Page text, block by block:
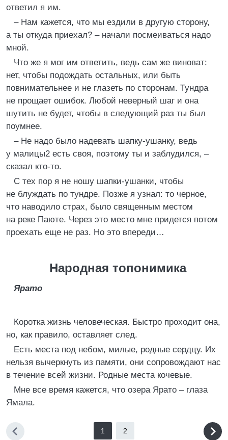
ответил я им.
– Нам кажется, что мы ездили в другую сторону,
а ты откуда приехал? – начали посмеиваться надо
мной.
Что же я мог им ответить, ведь сам же виноват:
нет, чтобы подождать остальных, или быть
повнимательнее и не глазеть по сторонам. Тундра
не прощает ошибок. Любой неверный шаг и она
шутить не будет, чтобы в следующий раз ты был
поумнее.
– Не надо было надевать шапку-ушанку, ведь
у малицы2 есть своя, поэтому ты и заблудился, –
сказал кто-то.
С тех пор я не ношу шапки-ушанки, чтобы
не блуждать по тундре. Позже я узнал: то черное,
что наводило страх, было священным местом
на реке Паюте. Через это место мне придется потом
проехать еще не раз. Но это впереди…
Народная топонимика
Ярато
Коротка жизнь человеческая. Быстро проходит она,
но, как правило, оставляет след.
Есть места под небом, милые, родные сердцу. Их
нельзя вычеркнуть из памяти, они сопровождают нас
в течение всей жизни. Родные места кочевые.
Мне все время кажется, что озера Ярато – глаза
Ямала.
1 2